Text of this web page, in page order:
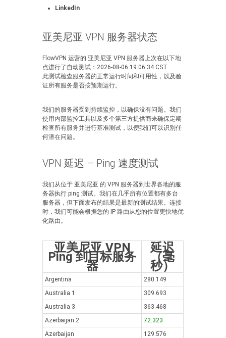
LinkedIn
亚美尼亚 VPN 服务器状态
FlowVPN 运营的 亚美尼亚 VPN 服务器上次在以下地
点进行了自动测试：2026-08-06 19:06:34 CST
此测试检查服务器的正常运行时间和可用性，以及验
证所有服务是否按预期运行。
我们的服务器受到持续监控，以确保没有问题。我们
使用内部监控工具以及多个第三方提供商来确保定期
检查所有服务并进行基准测试，以便我们可以识别任
何潜在问题。
VPN 延迟 – Ping 速度测试
我们从位于 亚美尼亚 的 VPN 服务器到世界各地的服
务器执行 ping 测试。我们在几乎所有位置都有多台
服务器，但下面发布的结果是最新的测试结果。连接
时，我们可能会根据您的 IP 路由从您的位置更快地优
化路由。
亚美尼亚 VPN
Ping 到目标服务
器
延迟
（毫
秒）
Argentina
280.149
Australia 1
309.693
Australia 3
363.468
Azerbaijan 2
72.323
Azerbaijan
129.576